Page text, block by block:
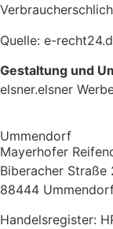
Quelle: e-
Gestaltung und
elsner.elsner
Ummendorf
Mayerhofer
Biberacher Straße
88444
Handelsregister: